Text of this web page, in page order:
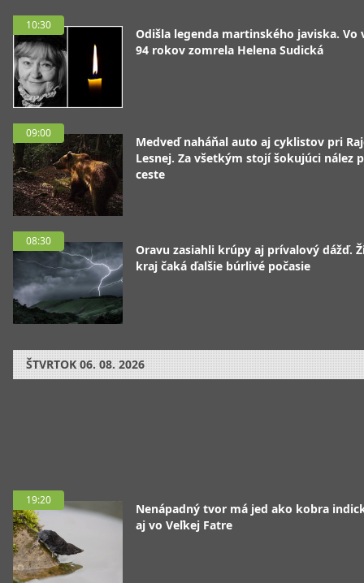
10:30
Odišla legenda martinského javiska. Vo
94 rokov zomrela Helena Sudická
09:00
Medveď naháňal auto aj cyklistov pri
Lesnej. Za všetkým stojí šokujúci nález
ceste
08:30
Oravu zasiahli krúpy aj prívalový dážď.
kraj čaká ďalšie búrlivé počasie
ŠTVRTOK 06. 08. 2026
19:20
Nenápadný tvor má jed ako kobra
aj vo Veľkej Fatre